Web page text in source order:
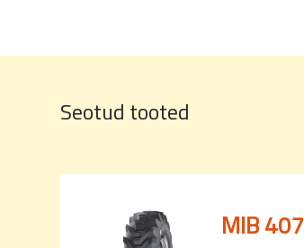
Seotud tooted
MIB 407